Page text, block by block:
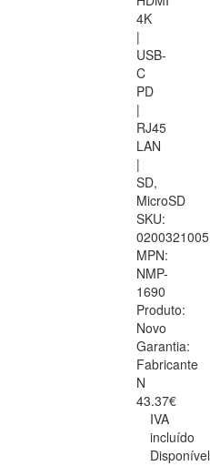
4K
|
USB-
C
PD
|
RJ45
LAN
|
SD,
MicroSD
SKU:
0200321005
MPN:
NMP-
1690
Produto:
Novo
Garantia:
Fabricante
N
43.37€
IVA
incluído
Disponível